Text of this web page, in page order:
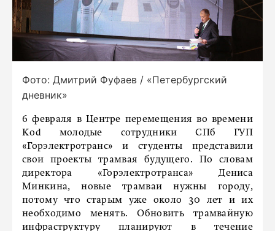
Фото: Дмитрий Фуфаев / «Петербургский
дневник»
6 февраля в Центре перемещения во времени
Kod молодые сотрудники СПб ГУП
«Горэлектротранс» и студенты представили
свои проекты трамвая будущего. По словам
директора «Горэлектротранса» Дениса
Минкина, новые трамваи нужны городу,
потому что старым уже около 30 лет и их
необходимо менять. Обновить трамвайную
инфраструктуру планируют в течение